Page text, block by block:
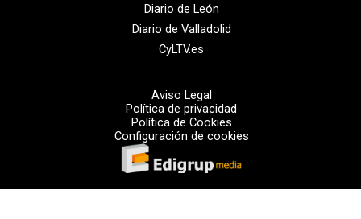
Diario de León
Diario de Valladolid
CyLTV.es
Aviso Legal
Política de privacidad
Política de Cookies
Configuración de cookies